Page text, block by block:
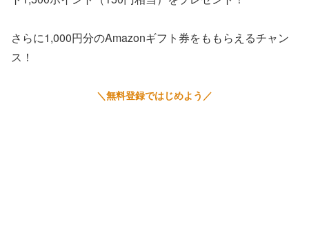
さらに1,000円分のAmazonギフト券をももらえるチャン
ス！
＼無料登録ではじめよう／